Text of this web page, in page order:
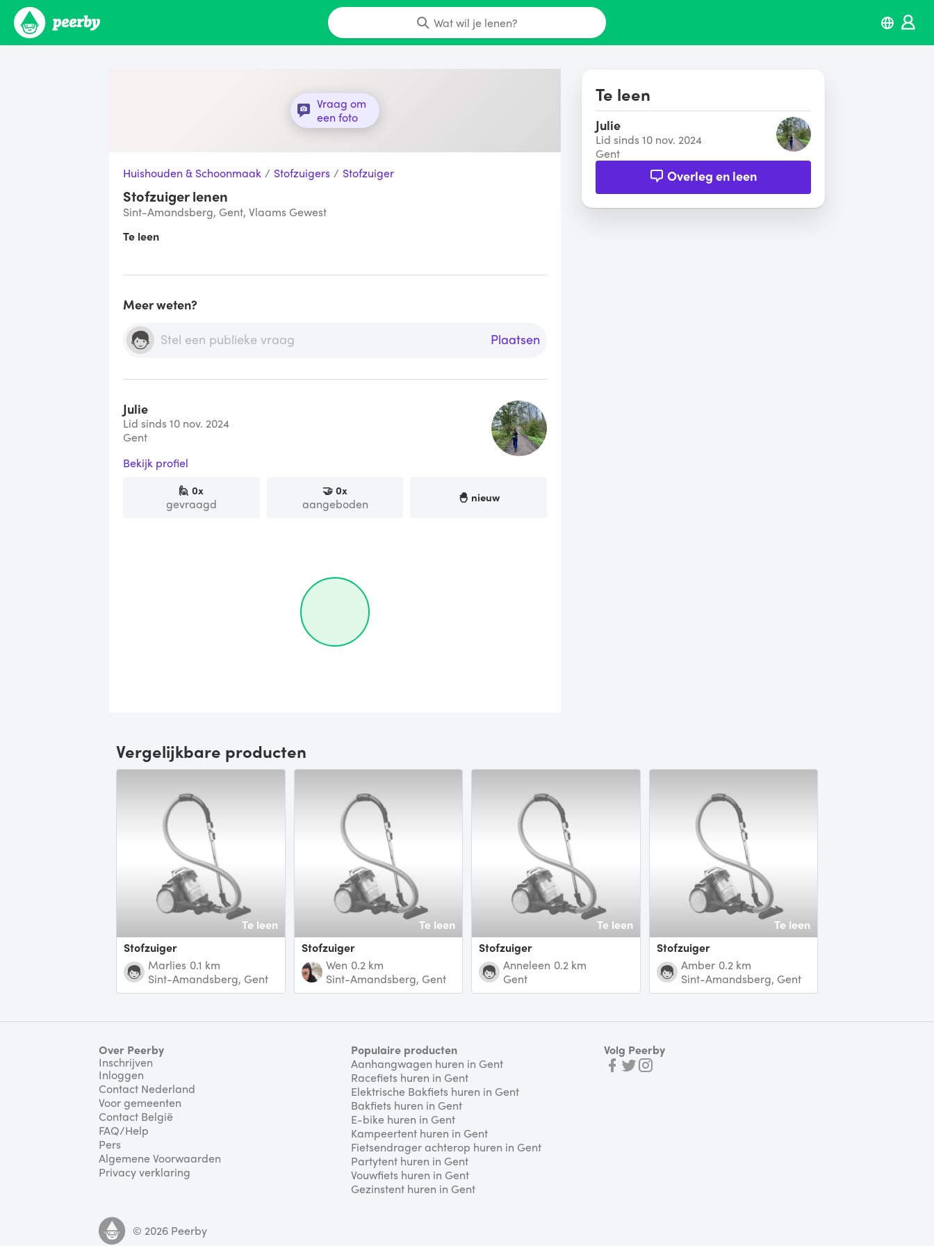
Wat wil je lenen?
Vraag om
een foto
Huishouden & Schoonmaak / Stofzuigers / Stofzuiger
Stofzuiger lenen
Sint-Amandsberg, Gent, Vlaams Gewest
Te leen
Meer weten?
Plaatsen
Julie
Lid sinds 10 nov. 2024
Gent
Bekijk profiel
🙋0x
gevraagd
🤝0x
aangeboden 🐣 nieuw
Vergelijkbare producten
Te leen
Stofzuiger
Marlies 0.1 km
Sint-Amandsberg, Gent
Te leen
Stofzuiger
Wen 0.2 km
Sint-Amandsberg, Gent
Te leen
Stofzuiger
Anneleen 0.2 km
Gent
Te leen
Stofzuiger
Amber 0.2 km
Sint-Amandsberg, Gent
Over Peerby
Inschrijven
Inloggen
Contact Nederland
Voor gemeenten
Contact België
FAQ/Help
Pers
Algemene Voorwaarden
Privacy verklaring
Populaire producten
Aanhangwagen huren in Gent
Racefiets huren in Gent
Elektrische Bakfiets huren in Gent
Bakfiets huren in Gent
E-bike huren in Gent
Kampeertent huren in Gent
Fietsendrager achterop huren in Gent
Partytent huren in Gent
Vouwfiets huren in Gent
Gezinstent huren in Gent
Volg Peerby
© 2026 Peerby
Te leen
Julie
Lid sinds 10 nov. 2024
Gent
Overleg en leen